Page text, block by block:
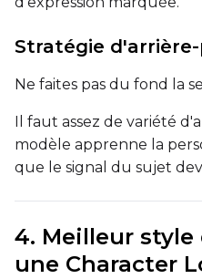
Stratégie
Ne faites pas du fond la
Il faut assez de variété
modèle apprenne la
que le signal du sujet
4. Meilleur
une Character